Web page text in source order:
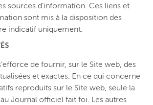
sources d’information. Ces liens et
sont mis à la disposition des
indicatif uniquement.
de fournir, sur le Site web, des
et exactes. En ce qui concerne
reproduits sur le Site web, seule la
Journal officiel fait foi. Les autres